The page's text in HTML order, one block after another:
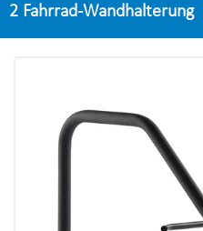
2 Fahrrad-Wandhalterung